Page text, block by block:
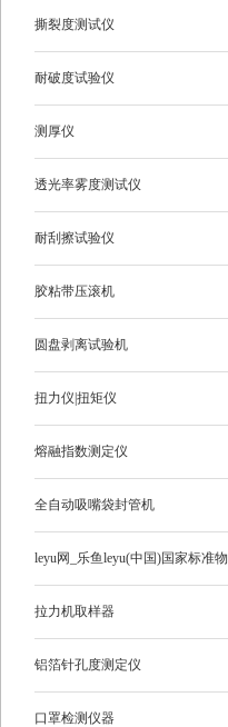
撕裂度测试仪
耐破度试验仪
测厚仪
透光率雾度测试仪
耐刮擦试验仪
胶粘带压滚机
圆盘剥离试验机
扭力仪|扭矩仪
熔融指数测定仪
全自动吸嘴袋封管机
leyu网_乐鱼leyu(中国)国家标准物
质
拉力机取样器
铝箔针孔度测定仪
口罩检测仪器